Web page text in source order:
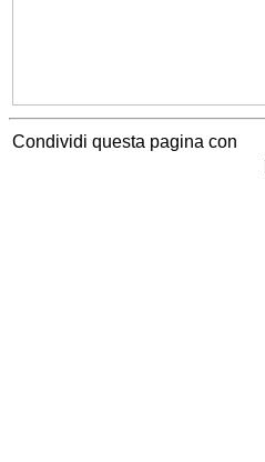
Condividi questa pagina con